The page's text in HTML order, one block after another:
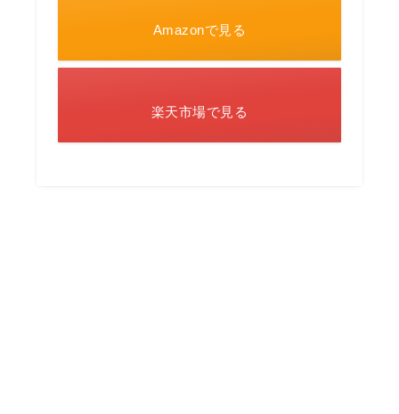
Amazonで見る
楽天市場で見る